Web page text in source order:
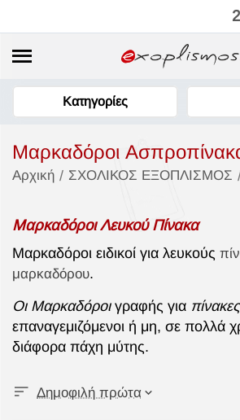
Κατηγορίες
Μαρκαδόροι
Αρχική / ΣΧΟΛΙΚΟΣ ΕΞΟΠΛΙΣΜΟΣ
Μαρκαδόροι Λευκού Πίνακα
Μαρκαδόροι ειδικοί για λευκούς
μαρκαδόρου.
Οι Μαρκαδόροιγραφής για πίνακες
επαναγεμιζόμενοι ή μη, σε πολλά
διάφορα πάχη μύτης.
Δημοφιλή πρώτα